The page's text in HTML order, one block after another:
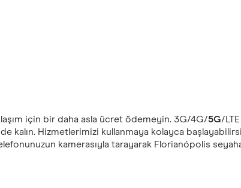
için bir daha asla ücret ödemeyin. ‎3G/4G/5G/
kalın. Hizmetlerimizi kullanmaya kolayca
kamerasıyla tarayarak Florianópolis